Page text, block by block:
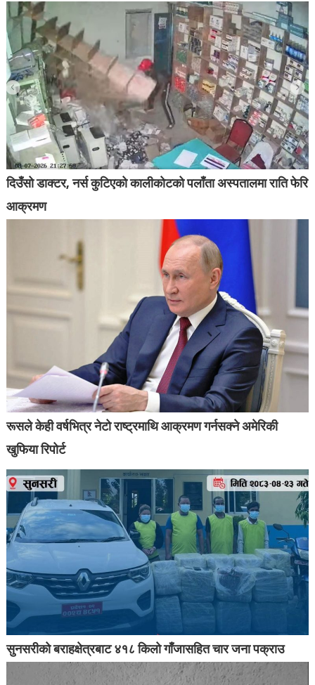
दिउँसो डाक्टर, नर्स कुटिएको कालीकोटको पलाँता अस्पतालमा राति फेरि
आक्रमण
रूसले केही वर्षभित्र नेटो राष्ट्रमाथि आक्रमण गर्नसक्ने अमेरिकी
खुफिया रिपोर्ट
सुनसरीको बराहक्षेत्रबाट ४१८ किलो गाँजासहित चार जना पक्राउ